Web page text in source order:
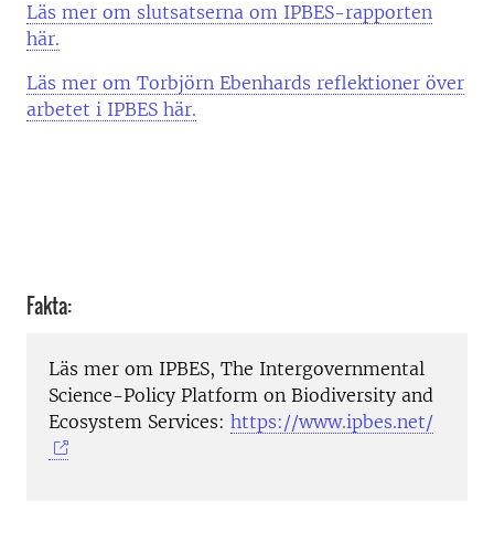
Läs mer om slutsatserna om IPBES-rapporten
här.
Läs mer om Torbjörn Ebenhards reflektioner över
arbetet i IPBES här.
Fakta:
Läs mer om IPBES, The Intergovernmental
Science-Policy Platform on Biodiversity and
Ecosystem Services: https://www.ipbes.net/